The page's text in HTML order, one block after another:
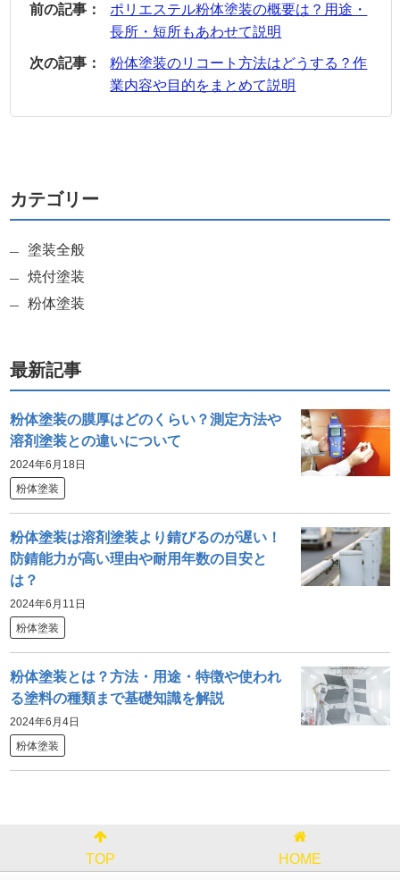
前の記事：
ポリエステル粉体塗装の概要は？用途・
長所・短所もあわせて説明
次の記事：
粉体塗装のリコート方法はどうする？作
業内容や目的をまとめて説明
カテゴリー
塗装全般
焼付塗装
粉体塗装
最新記事
粉体塗装の膜厚はどのくらい？測定方法や
溶剤塗装との違いについて
2024年6月18日
粉体塗装
粉体塗装は溶剤塗装より錆びるのが遅い！
防錆能力が高い理由や耐用年数の目安と
は？
2024年6月11日
粉体塗装
粉体塗装とは？方法・用途・特徴や使われ
る塗料の種類まで基礎知識を解説
2024年6月4日
粉体塗装
TOP HOME